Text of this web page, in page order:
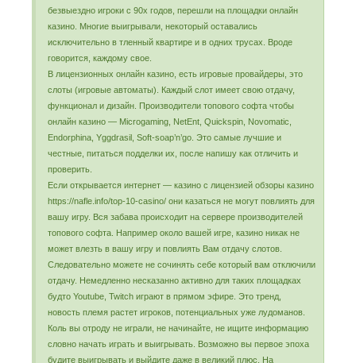
безвыездно игроки с 90х годов, перешли на площадки онлайн
казино. Многие выигрывали, некоторый оставались
исключительно в тленный квартире и в одних трусах. Вроде
говорится, каждому свое.
В лицензионных онлайн казино, есть игровые провайдеры, это
слоты (игровые автоматы). Каждый слот имеет свою отдачу,
функционал и дизайн. Производители топового софта чтобы
онлайн казино — Microgaming, NetEnt, Quickspin, Novomatic,
Endorphina, Yggdrasil, Soft-soap’n’go. Это самые лучшие и
честные, питаться подделки их, после напишу как отличить и
проверить.
Если открывается интернет — казино с лицензией обзоры казино
https://nafle.info/top-10-casino/ они казаться не могут повлиять для
вашу игру. Вся забава происходит на сервере производителей
топового софта. Например около вашей игре, казино никак не
может влезть в вашу игру и повлиять Вам отдачу слотов.
Следовательно можете не сочинять себе который вам отключили
отдачу. Немедленно несказанно активно для таких площадках
будто Youtube, Twitch играют в прямом эфире. Это тренд,
новость племя растет игроков, потенциальных уже лудоманов.
Коль вы отроду не играли, не начинайте, не ищите информацию
словно начать играть и выигрывать. Возможно вы первое эпоха
будите выигрывать и выйдите даже в великий плюс. На